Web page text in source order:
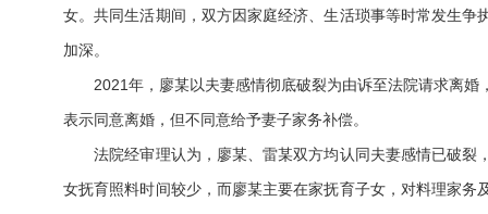
女。共同生活期间，双方因家庭经济、生活琐事等时常发生争
加深。
2021年，廖某以夫妻感情彻底破裂为由诉至法院请求离婚
表示同意离婚，但不同意给予妻子家务补偿。
法院经审理认为，廖某、雷某双方均认同夫妻感情已破裂
女抚育照料时间较少，而廖某主要在家抚育子女，对料理家务